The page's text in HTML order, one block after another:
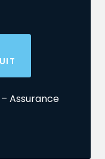
Assurance